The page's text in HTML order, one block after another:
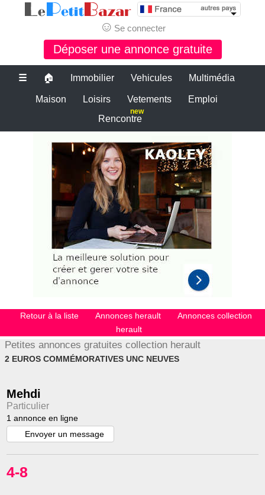
☺ Se connecter
Déposer une annonce gratuite
☰ 🏠 Immobilier Vehicules Multimédia
Maison Loisirs Vetements
Emploi
Rencontre
new
Retour à la liste Annonces herault
Annonces collection
herault
Petites annonces gratuites collection herault
2 EUROS COMMÉMORATIVES UNC NEUVES
Mehdi
Particulier
1 annonce en ligne
Envoyer un message
4-8